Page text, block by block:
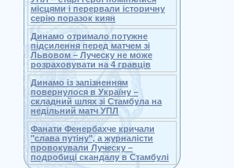
місцями і перервали історичну
серію поразок киян
Динамо отримало потужне
підсилення перед матчем зі
Львовом – Луческу не може
розраховувати на 4 гравців
Динамо із запізненням
повернулося в Україну –
складний шлях зі Стамбула на
недільний матч УПЛ
Фанати Фенербахче кричали
"слава путіну", а журналісти
провокували Луческу –
подробиці скандалу в Стамбулі